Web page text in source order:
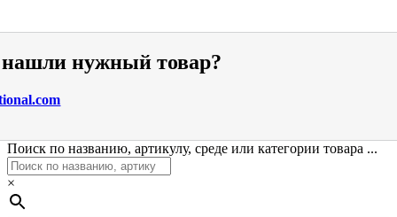
нужный товар?
Поиск по названию, артикулу, среде или категории товара ...
×